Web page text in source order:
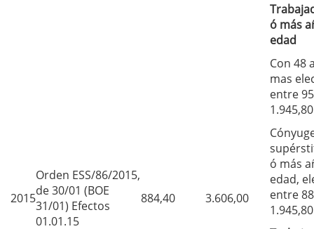
2015
Orden ESS/86/2015,
de 30/01 (BOE
31/01) Efectos
01.01.15
884,40 3.606,00
ó más
edad
Con 48
mas
entre
1.945,80
ó más
edad,
entre